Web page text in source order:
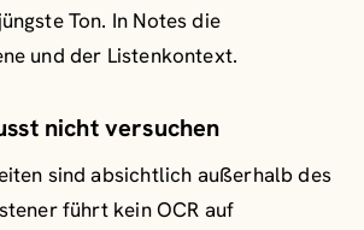
Ton. In Notes die
und der Listenkontext.
nicht versuchen
sind absichtlich außerhalb des
führt kein OCR auf